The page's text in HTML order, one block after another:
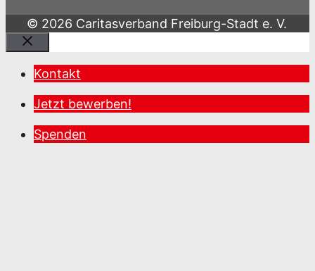
© 2026 Caritasverband Freiburg-Stadt e. V.
Schließen
Kontakt
Jetzt bewerben!
Spenden